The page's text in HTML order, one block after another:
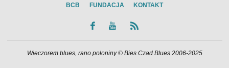
BCB FUNDACJA KONTAKT
Wieczorem blues, rano połoniny © Bies Czad Blues 2006-2025